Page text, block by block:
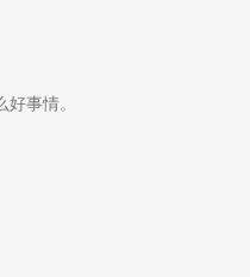
事情。